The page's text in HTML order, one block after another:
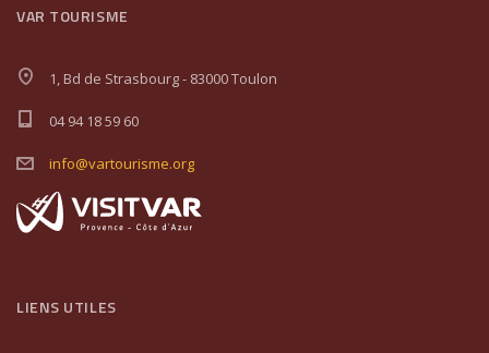
VAR TOURISME
1, Bd de Strasbourg - 83000 Toulon
04 94 18 59 60
info@vartourisme.org
LIENS UTILES